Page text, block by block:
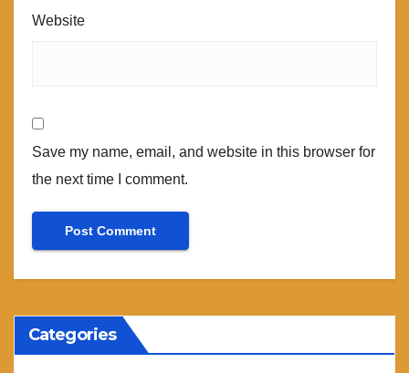
Website
Save my name, email, and website in this browser for
the next time I comment.
Categories